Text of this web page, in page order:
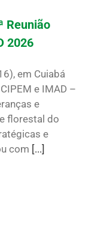
Reunião
2026
em Cuiabá
e IMAD –
e
florestal do
e
com [...]